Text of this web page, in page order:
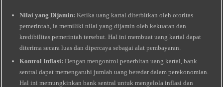
Nilai yang Dijamin: Ketika uang kartal diterbitkan oleh otoritas
pemerintah, ia memiliki nilai yang dijamin oleh kekuatan dan
kredibilitas pemerintah tersebut. Hal ini membuat uang kartal dapat
diterima secara luas dan dipercaya sebagai alat pembayaran.
Kontrol Inflasi: Dengan mengontrol penerbitan uang kartal, bank
sentral dapat memengaruhi jumlah uang beredar dalam perekonomian.
Hal ini memungkinkan bank sentral untuk mengelola inflasi dan